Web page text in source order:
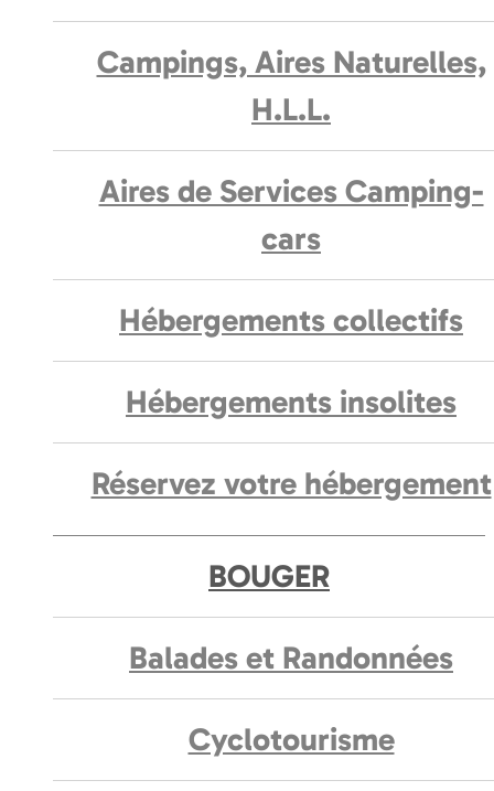
Campings, Aires Naturelles,
H.L.L.
Aires de Services Camping-
cars
Hébergements collectifs
Hébergements insolites
Réservez votre hébergement
BOUGER
Balades et Randonnées
Cyclotourisme